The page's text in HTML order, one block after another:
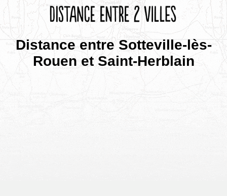
Distance entre Sotteville-lès-
Rouen et Saint-Herblain